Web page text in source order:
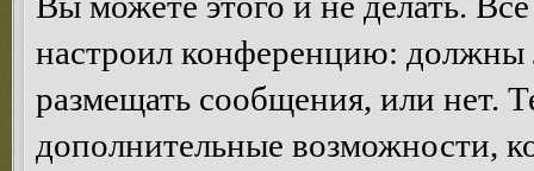
настроил конференцию: должны
размещать сообщения, или нет.
дополнительные возможности,